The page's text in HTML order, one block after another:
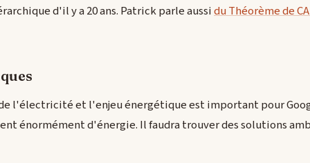
d'il y a 20 ans. Patrick parle aussidu Théorème de
l'électricité et l'enjeu énergétique est important pour
énormément d'énergie. Il faudra trouver des solutions